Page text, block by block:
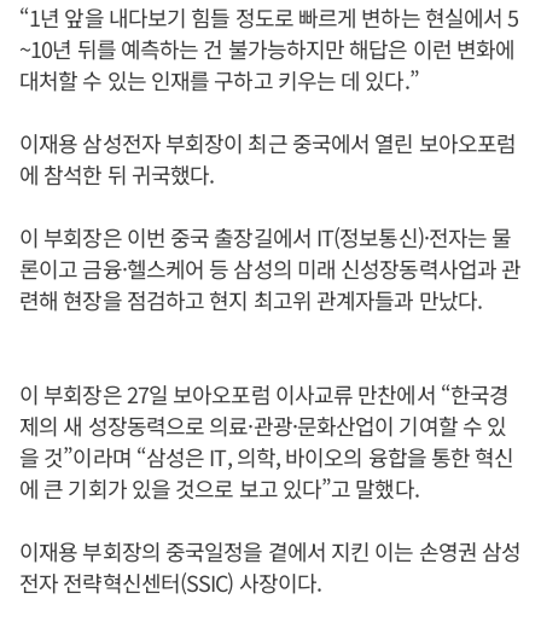
“1년 앞을 내다보기 힘들 정도로 빠르게 변하는 현실에서 5
~10년 뒤를 예측하는 건 불가능하지만 해답은 이런 변화에
대처할 수 있는 인재를 구하고 키우는 데 있다.”
이재용 삼성전자 부회장이 최근 중국에서 열린 보아오포럼
에 참석한 뒤 귀국했다.
이 부회장은 이번 중국 출장길에서 IT(정보통신)·전자는 물
론이고 금융·헬스케어 등 삼성의 미래 신성장동력사업과 관
련해 현장을 점검하고 현지 최고위 관계자들과 만났다.
이 부회장은 27일 보아오포럼 이사교류 만찬에서 “한국경
제의 새 성장동력으로 의료·관광·문화산업이 기여할 수 있
을 것”이라며 “삼성은 IT, 의학, 바이오의 융합을 통한 혁신
에 큰 기회가 있을 것으로 보고 있다”고 말했다.
이재용 부회장의 중국일정을 곁에서 지킨 이는 손영권 삼성
전자 전략혁신센터(SSIC) 사장이다.